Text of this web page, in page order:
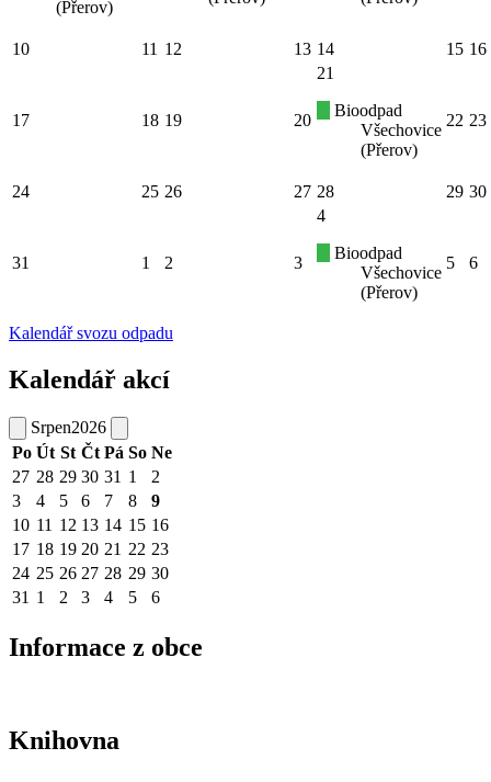
(Přerov)
10 11 12 13 14 15 16
17 18 19 20
21
Bioodpad
Všechovice
(Přerov)
22 23
24 25 26 27 28 29 30
31 1 2 3
4
Bioodpad
Všechovice
(Přerov)
5 6
Kalendář svozu odpadu
Kalendář akcí
Srpen2026
Po Út St Čt Pá So Ne
27 28 29 30 31 1
2
3
4 5 6 7 8
9
10 11 12 13 14 15 16
17 18 19 20 21 22 23
24 25 26 27 28 29 30
31 1 2 3 4 5 6
Informace z obce
Knihovna